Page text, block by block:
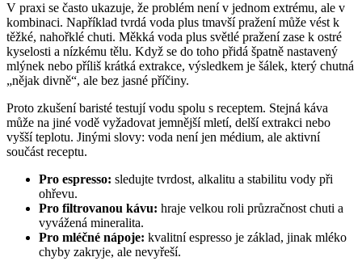
V praxi se často ukazuje, že problém není v jednom extrému, ale v
kombinaci. Například tvrdá voda plus tmavší pražení může vést k
těžké, nahořklé chuti. Měkká voda plus světlé pražení zase k ostré
kyselosti a nízkému tělu. Když se do toho přidá špatně nastavený
mlýnek nebo příliš krátká extrakce, výsledkem je šálek, který chutná
„nějak divně“, ale bez jasné příčiny.
Proto zkušení baristé testují vodu spolu s receptem. Stejná káva
může na jiné vodě vyžadovat jemnější mletí, delší extrakci nebo
vyšší teplotu. Jinými slovy: voda není jen médium, ale aktivní
součást receptu.
Pro espresso: sledujte tvrdost, alkalitu a stabilitu vody při
ohřevu.
Pro filtrovanou kávu: hraje velkou roli průzračnost chuti a
vyvážená mineralita.
Pro mléčné nápoje: kvalitní espresso je základ, jinak mléko
chyby zakryje, ale nevyřeší.